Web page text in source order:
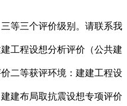
三个评价级别。请联系我
工程设想分析评价（公共建
二等获评环境：建建工程设
建布局取抗震设想专项评价